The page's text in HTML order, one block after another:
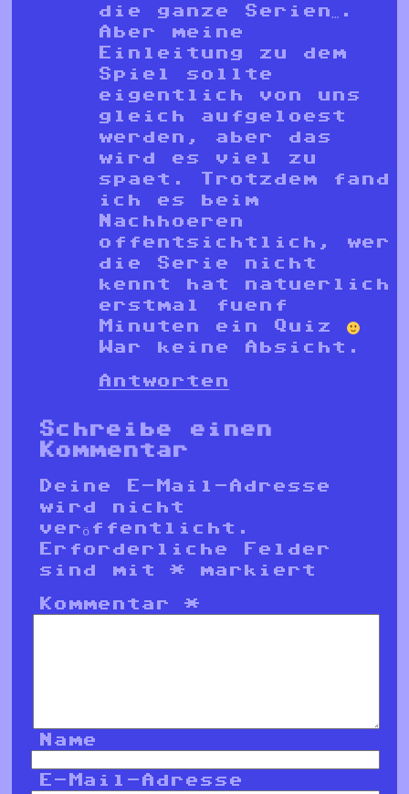
die ganze Serien….
Aber meine
Einleitung zu dem
Spiel sollte
eigentlich von uns
gleich aufgeloest
werden, aber das
wird es viel zu
spaet. Trotzdem fand
ich es beim
Nachhoeren
offentsichtlich, wer
die Serie nicht
kennt hat natuerlich
erstmal fuenf
Minuten ein Quiz
War keine Absicht.
Antworten
Schreibe einen
Kommentar
Deine E-Mail-Adresse
wird nicht
veröffentlicht.
Erforderliche Felder
sind mit* markiert
Kommentar*
Name
E-Mail-Adresse